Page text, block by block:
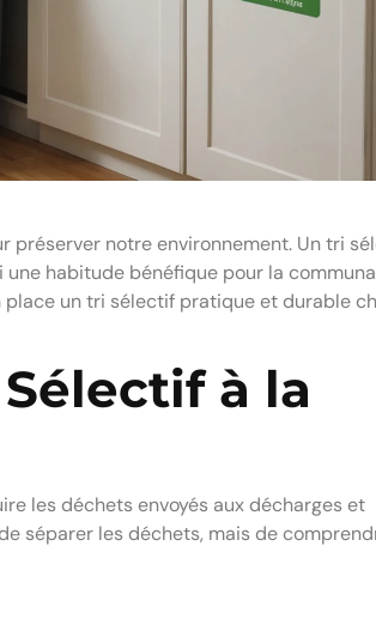
préserver notre environnement. Un tri
une habitude bénéfique pour la
un tri sélectif pratique et durable
à la
les déchets envoyés aux décharges et
séparer les déchets, mais de